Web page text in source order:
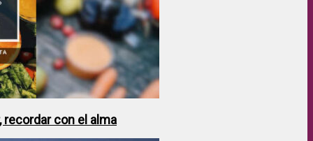
recordar con el alma